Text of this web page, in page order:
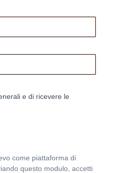
e di ricevere le
come piattaforma di
questo modulo, accetti